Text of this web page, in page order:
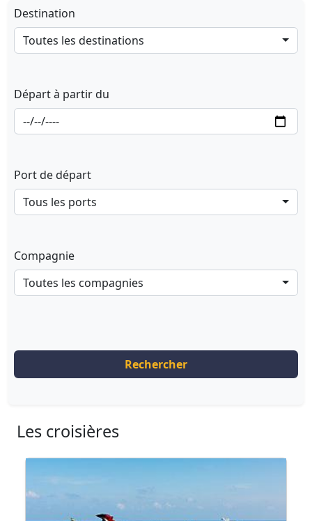
Destination
Toutes les destinations
Départ à partir du
Port de départ
Tous les ports
Compagnie
Toutes les compagnies
Rechercher
Les croisières